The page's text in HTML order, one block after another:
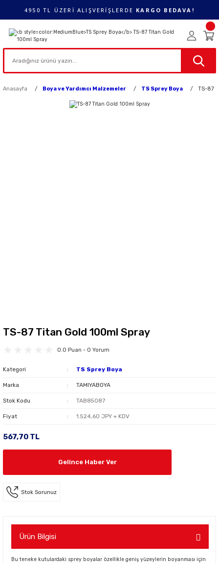
4950 TL ÜZERİ ALIŞVERİŞLERDE KARGO BEDAVA!
Anasayfa Boya ve Yardımcı Malzemeler TS Sprey Boya TS-87
TS-87 Titan Gold 100ml Spray
0.0 Puan - 0 Yorum
Kategori TS Sprey Boya
Marka TAMIYABOYA
Stok Kodu TAB85087
Fiyat 1.524,60 JPY + KDV
567,70 TL
Gelince Haber Ver
Stok Sorunuz
Ürün Bilgisi
Bu teneke kutulardaki sprey boyalar özellikle geniş yüzeylerin boyanması için